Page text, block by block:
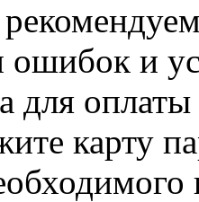
и
для
карту